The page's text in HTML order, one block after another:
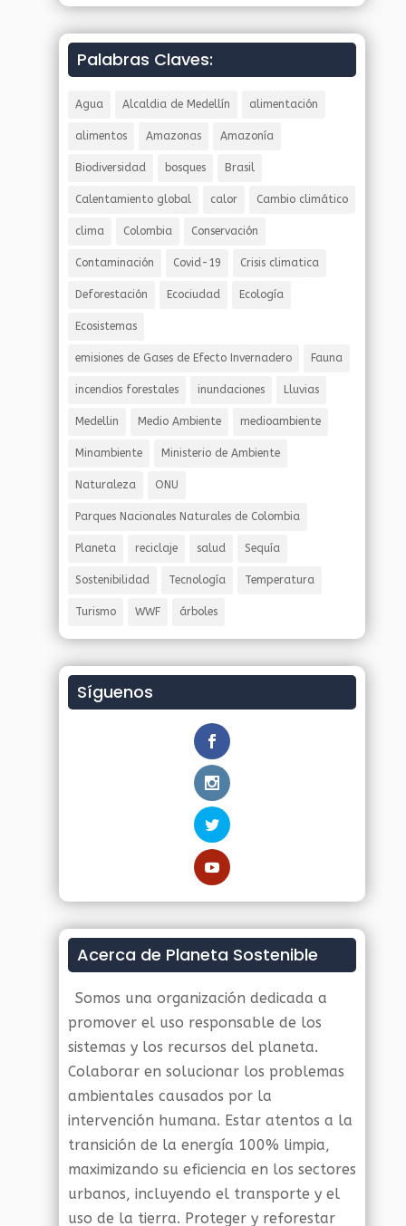
Palabras Claves:
Agua Alcaldia de Medellín alimentación
alimentos Amazonas Amazonía
Biodiversidad bosques Brasil
Calentamiento global calor Cambio climático
clima Colombia Conservación
Contaminación Covid-19 Crisis climatica
Deforestación Ecociudad Ecología
Ecosistemas
emisiones de Gases de Efecto Invernadero Fauna
incendios forestales inundaciones Lluvias
Medellin Medio Ambiente medioambiente
Minambiente Ministerio de Ambiente
Naturaleza ONU
Parques Nacionales Naturales de Colombia
Planeta reciclaje salud Sequía
Sostenibilidad Tecnología Temperatura
Turismo WWF árboles
Síguenos
Acerca de Planeta Sostenible
Somos una organización dedicada a
promover el uso responsable de los
sistemas y los recursos del planeta.
Colaborar en solucionar los problemas
ambientales causados por la
intervención humana. Estar atentos a la
transición de la energía 100% limpia,
maximizando su eficiencia en los sectores
urbanos, incluyendo el transporte y el
uso de la tierra. Proteger y reforestar